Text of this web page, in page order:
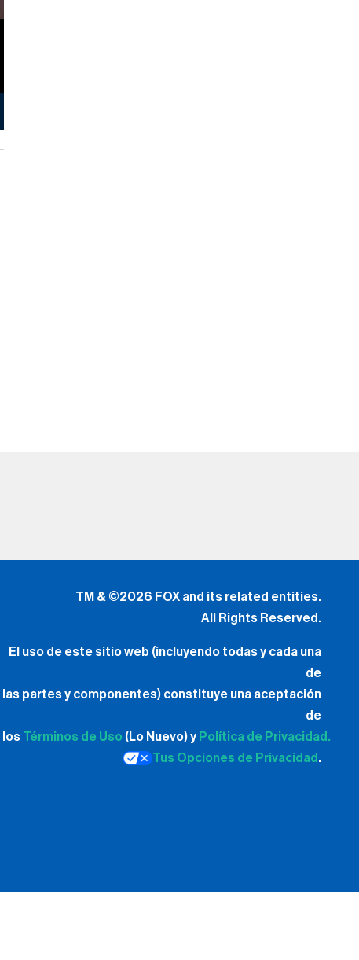
TM & ©2026 FOX and its related entities.
All Rights Reserved.
El uso de este sitio web (incluyendo todas y cada una
de
las partes y componentes) constituye una aceptación
de
los Términos de Uso (Lo Nuevo) y Política de Privacidad.
Tus Opciones de Privacidad .